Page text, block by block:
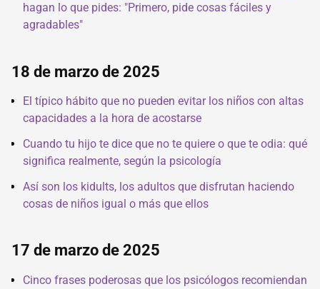
hagan lo que pides: "Primero, pide cosas fáciles y
agradables"
18 de marzo de 2025
El típico hábito que no pueden evitar los niños con altas
capacidades a la hora de acostarse
Cuando tu hijo te dice que no te quiere o que te odia: qué
significa realmente, según la psicología
Así son los kidults, los adultos que disfrutan haciendo
cosas de niños igual o más que ellos
17 de marzo de 2025
Cinco frases poderosas que los psicólogos recomiendan